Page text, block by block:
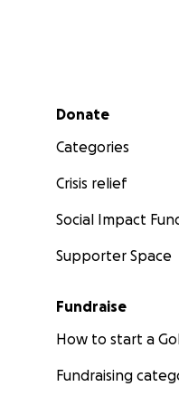
Secondary menu
Donate
Categories
Crisis relief
Social Impact
Supporter Space
Fundraise
How to start a
Fundraising